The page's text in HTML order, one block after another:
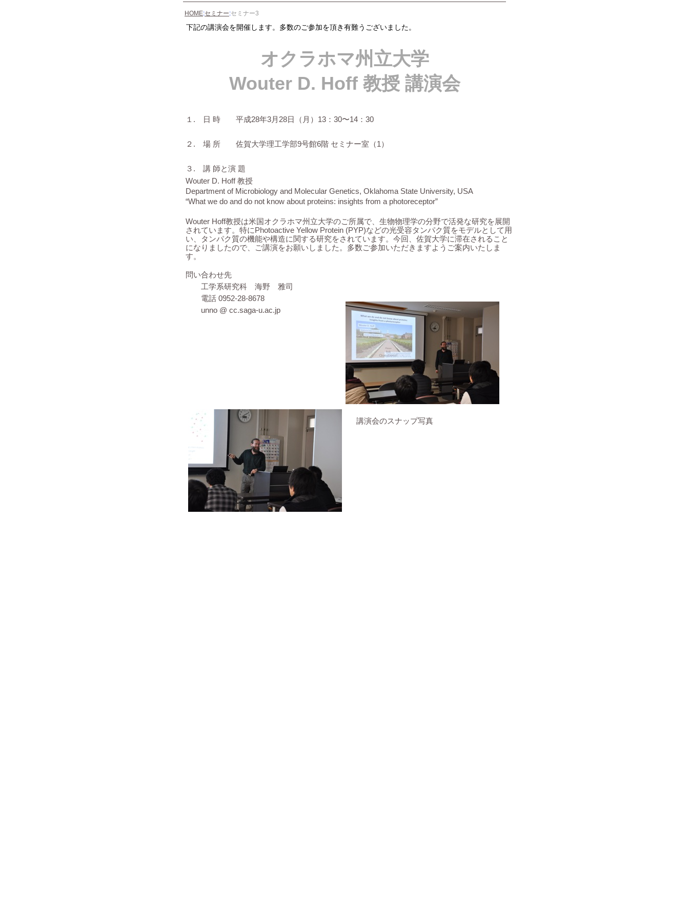
オクラホマ州立大学
Wouter D. Hoff 教授 講演会
下記の講演会を開催します。多数のご参加を頂き有難うございました。
HOME:セミナー:セミナー3
１ . 日 時 平成28年3月28日（月）13：30〜14：30
２ . 場 所 佐賀大学理工学部9号館6階 セミナー室（1）
３ . 講 師と演 題
Wouter D. Hoff 教授
Department of Microbiology and Molecular Genetics, Oklahoma State University, USA
“What we do and do not know about proteins: insights from a photoreceptor”
Wouter Hoff教授は米国オクラホマ州立大学のご所属で、生物物理学の分野で活発な研究を展開
されています。特にPhotoactive Yellow Protein (PYP)などの光受容タンパク質をモデルとして用
い、タンパク質の機能や構造に関する研究をされています。今回、佐賀大学に滞在されること
になりましたので、ご講演をお願いしました。多数ご参加いただきますようご案内いたしま
す。
問い合わせ先
工学系研究科 海野 雅司
電話 0952-28-8678
unno @ cc.saga-u.ac.jp
講演会のスナップ写真